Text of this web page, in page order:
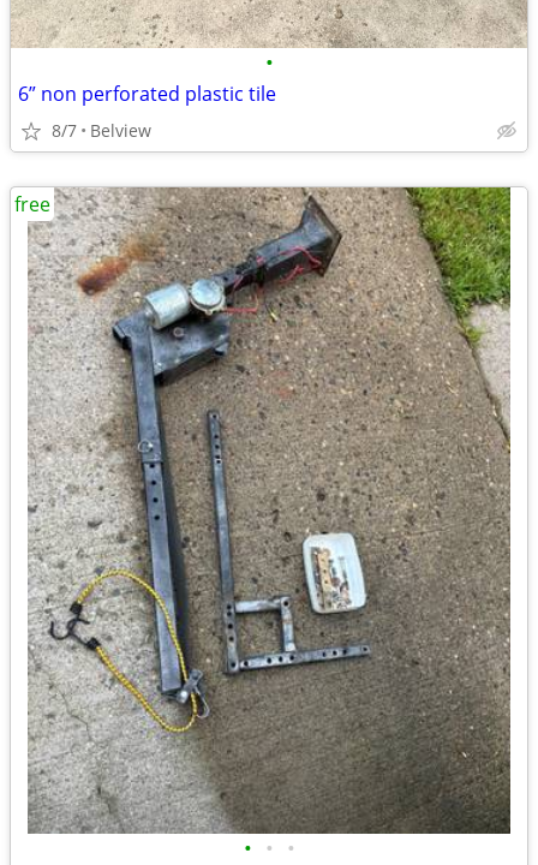
•
6” non perforated plastic tile
8/7 Belview
• • •
free